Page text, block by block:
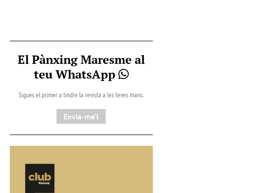
El Pànxing Maresme al
teu WhatsApp
Sigues el primer a tindre la revista a les teves mans.
Envia-me'l